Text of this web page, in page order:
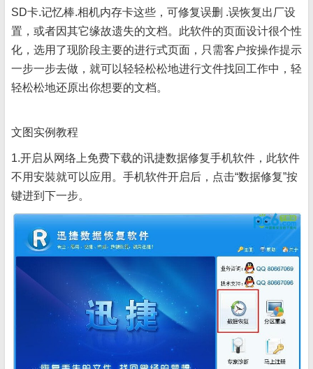
SD卡.记忆棒.相机内存卡这些，可修复误删 .误恢复出厂设
置，或者因其它缘故遗失的文档。此软件的页面设计很个性
化，选用了现阶段主要的进行式页面，只需客户按操作提示
一步一步去做，就可以轻轻松松地进行文件找回工作中，轻
轻松松地还原出你想要的文档。
文图实例教程
1.开启从网络上免费下载的讯捷数据修复手机软件，此软件
不用安裝就可以应用。手机软件开启后，点击“数据修复”按
键进到下一步。